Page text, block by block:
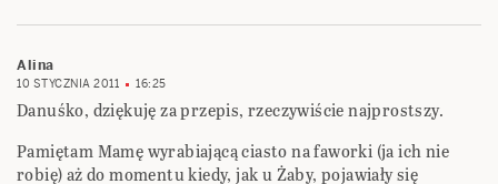
Alina
10 STYCZNIA 2011 16:25
Danuśko, dziękuję za przepis, rzeczywiście najprostszy.
Pamiętam Mamę wyrabiającą ciasto na faworki (ja ich nie
robię) aż do momentu kiedy, jak u Żaby, pojawiały się